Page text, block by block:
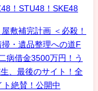
！STU48！SKE48
敷補完計画 ＜必殺！
・遺品整理への道F
病借金3500万円！う
、最後のサイト！全
絶賛！公開中